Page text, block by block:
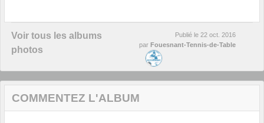
Voir tous les albums
photos
Publié le 22 oct. 2016
par Fouesnant-Tennis-de-Table
COMMENTEZ L'ALBUM